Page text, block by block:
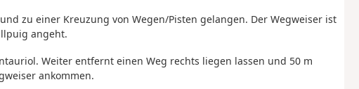
zu einer Kreuzung von Wegen/Pisten gelangen. Der Wegweiser ist
angeht.
Weiter entfernt einen Weg rechts liegen lassen und 50 m
ankommen.